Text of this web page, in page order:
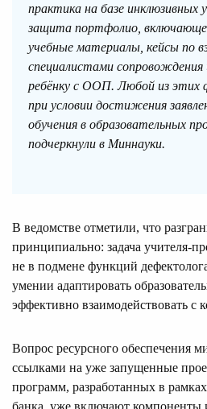
практика на базе инклюзивных
защита портфолио,
учебные материалы, кейсы по
специалистами
ребёнку с ООП. Любой из этих
при условии достижения
обучения в образовательных
подчеркнули в Миннауки.
В ведомстве отметили, что
принципиально: задача учителя-
не в подмене функций
умении адаптировать
эффективно взаимодействовать с
Вопрос ресурсного обеспечения
ссылками на уже запущенные
программ, разработанных в
банка, уже включают компоненты